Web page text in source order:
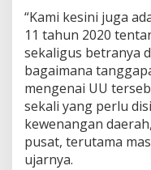
“Kami kesini juga
11 tahun 2020
sekaligus betranya
bagaimana
mengenai UU
sekali yang perlu
kewenangan
pusat, terutama
ujarnya.